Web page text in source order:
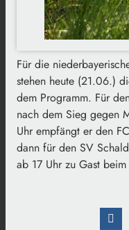
Für die
stehen heute (21.06.)
dem Programm. Für
nach dem Sieg gegen
Uhr empfängt er den
dann für den SV
ab 17 Uhr zu Gast